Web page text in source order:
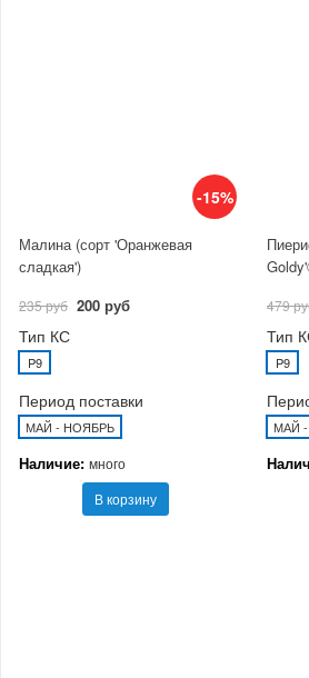
-15%
Малина (сорт 'Оранжевая
сладкая')
235 руб 200 руб
Тип КС
P9
Период поставки
МАЙ - НОЯБРЬ
Наличие: много
В корзину
479
Тип
P9
МАЙ